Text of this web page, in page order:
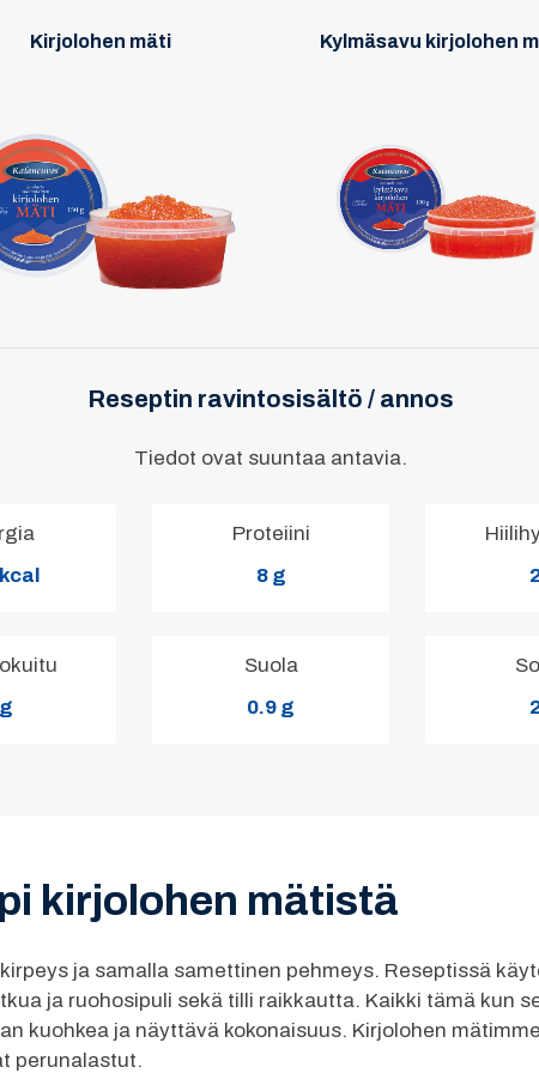
Kirjolohen mäti Kylmäsavu kirjolohen
Reseptin ravintosisältö / annos
Tiedot ovat suuntaa antavia.
Proteiini
8 g
Suola
0.9 g
kirjolohen mätistä
ja samalla samettinen pehmeys. Reseptissä
ja ruohosipuli sekä tilli raikkautta. Kaikki tämä kun
kuohkea ja näyttävä kokonaisuus. Kirjolohen
perunalastut.